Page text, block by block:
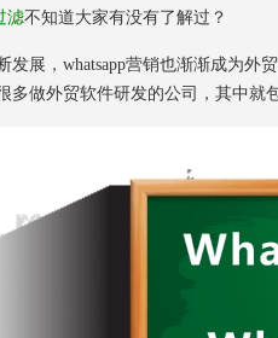
滤不知道大家有没有了解过？
，whatsapp营销也渐渐成为外贸
多做外贸软件研发的公司，其中就